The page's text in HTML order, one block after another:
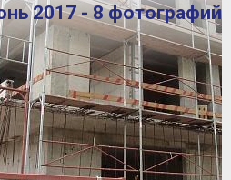
2017 - 8 фотографий